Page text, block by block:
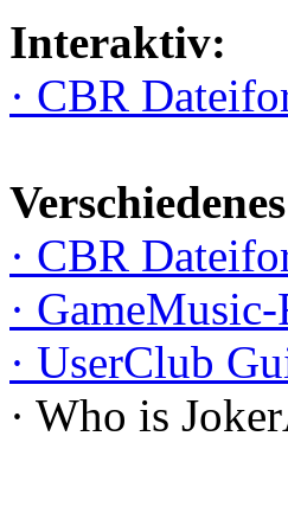
Interaktiv:
· CBR
· CBR
·
· UserClub
· Who is